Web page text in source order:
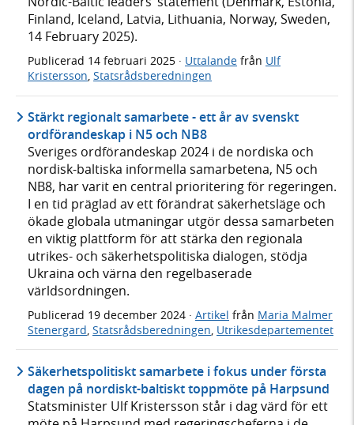
Finland, Iceland, Latvia, Lithuania, Norway, Sweden,
14 February 2025).
Publicerad 14 februari 2025 · Uttalande från Ulf
Kristersson, Statsrådsberedningen
Stärkt regionalt samarbete - ett år av svenskt
ordförandeskap i N5 och NB8
Sveriges ordförandeskap 2024 i de nordiska och
nordisk-baltiska informella samarbetena, N5 och
NB8, har varit en central prioritering för regeringen.
I en tid präglad av ett förändrat säkerhetsläge och
ökade globala utmaningar utgör dessa samarbeten
en viktig plattform för att stärka den regionala
utrikes- och säkerhetspolitiska dialogen, stödja
Ukraina och värna den regelbaserade
världsordningen.
Publicerad 19 december 2024 · Artikel från Maria Malmer
Stenergard, Statsrådsberedningen, Utrikesdepartementet
Säkerhetspolitiskt samarbete i fokus under första
dagen på nordiskt-baltiskt toppmöte på Harpsund
Statsminister Ulf Kristersson står i dag värd för ett